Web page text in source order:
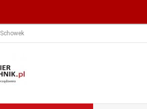
Schowek